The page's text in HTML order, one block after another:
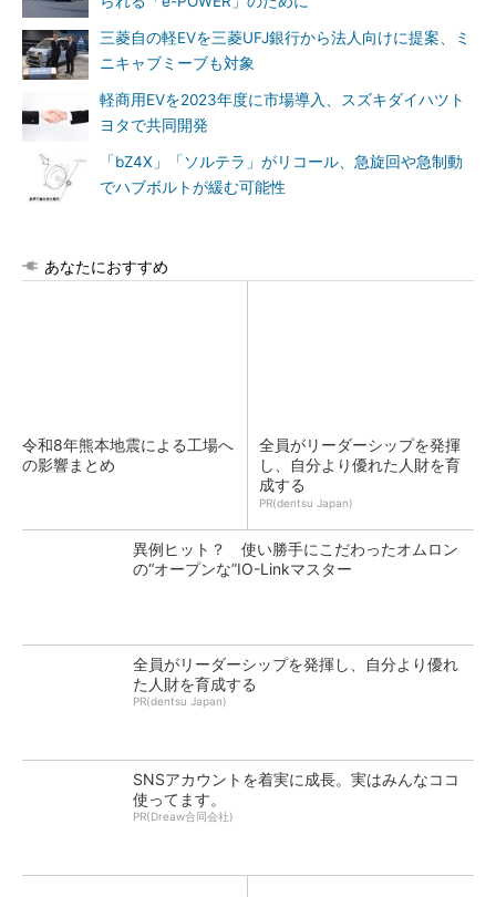
三菱自の軽EVを三菱UFJ銀行から法人向けに提案、ミ
ニキャブミーブも対象
軽商用EVを2023年度に市場導入、スズキダイハツト
ヨタで共同開発
「bZ4X」「ソルテラ」がリコール、急旋回や急制動
でハブボルトが緩む可能性
あなたにおすすめ
令和8年熊本地震による工場へ
の影響まとめ
全員がリーダーシップを発揮
し、自分より優れた人財を育
成する
PR(dentsu Japan)
異例ヒット？ 使い勝手にこだわったオムロン
の“オープンな”IO-Linkマスター
全員がリーダーシップを発揮し、自分より優れ
た人財を育成する
PR(dentsu Japan)
SNSアカウントを着実に成長。実はみんなココ
使ってます。
PR(Dreaw合同会社)